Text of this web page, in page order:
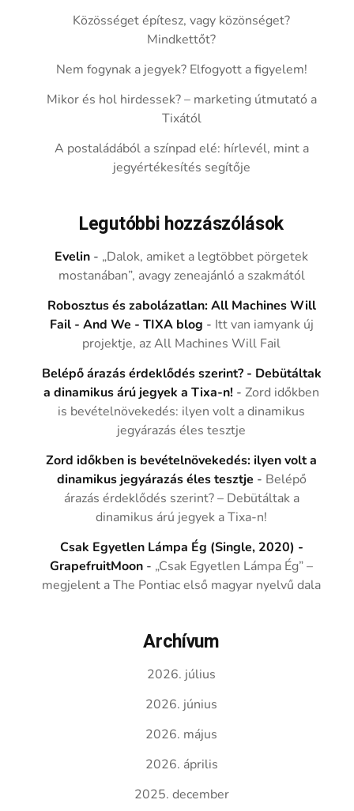
Közösséget építesz, vagy közönséget?
Mindkettőt?
Nem fogynak a jegyek? Elfogyott a figyelem!
Mikor és hol hirdessek? – marketing útmutató a
Tixától
A postaládából a színpad elé: hírlevél, mint a
jegyértékesítés segítője
Legutóbbi hozzászólások
Evelin - „Dalok, amiket a legtöbbet pörgetek
mostanában”, avagy zeneajánló a szakmától
Robosztus és zabolázatlan: All Machines Will
Fail - And We - TIXA blog - Itt van iamyank új
projektje, az All Machines Will Fail
Belépő árazás érdeklődés szerint? - Debütáltak
a dinamikus árú jegyek a Tixa-n! -Zord időkben
is bevételnövekedés: ilyen volt a dinamikus
jegyárazás éles tesztje
Zord időkben is bevételnövekedés: ilyen volt a
dinamikus jegyárazás éles tesztje - Belépő
árazás érdeklődés szerint? – Debütáltak a
dinamikus árú jegyek a Tixa-n!
Csak Egyetlen Lámpa Ég (Single, 2020) -
GrapefruitMoon - „Csak Egyetlen Lámpa Ég” –
megjelent a The Pontiac első magyar nyelvű dala
Archívum
2026. július
2026. június
2026. május
2026. április
2025. december